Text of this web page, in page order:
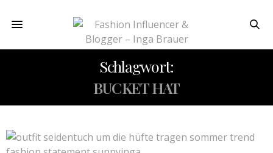
Schlagwort:
BUCKET HAT